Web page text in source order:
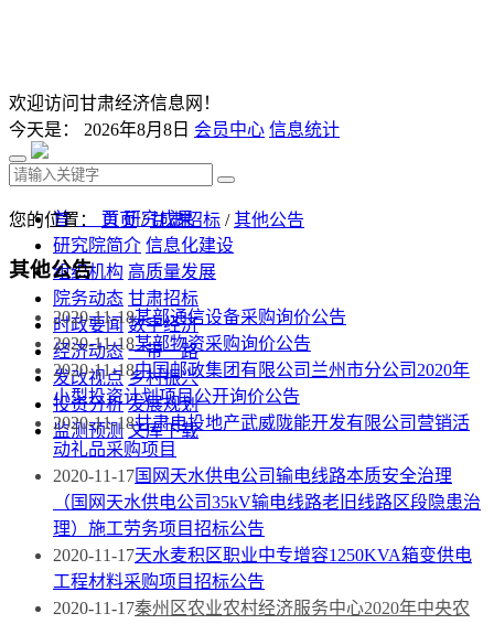
欢迎访问甘肃经济信息网！
今天是： 2026年8月8日 会员中心 信息统计
首 页 研究成果
研究院简介 信息化建设
组织机构 高质量发展
院务动态 甘肃招标
时政要闻 数字经济
经济动态 一带一路
发改视点 乡村振兴
投资分析 发展规划
监测预测 文库下载
您的位置： 首页/甘肃招标 /其他公告
其他公告
2020-11-18某部通信设备采购询价公告
2020-11-18某部物资采购询价公告
2020-11-18中国邮政集团有限公司兰州市分公司2020年
小型投资计划项目公开询价公告
2020-11-18甘肃电投地产武威陇能开发有限公司营销活
动礼品采购项目
2020-11-17国网天水供电公司输电线路本质安全治理
（国网天水供电公司35kV输电线路老旧线路区段隐患治
理）施工劳务项目招标公告
2020-11-17天水麦积区职业中专增容1250KVA箱变供电
工程材料采购项目招标公告
2020-11-17秦州区农业农村经济服务中心2020年中央农